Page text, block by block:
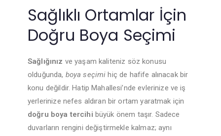
Sağlıklı Ortamlar İçin
Doğru Boya Seçimi
Sağlığınız ve yaşam kaliteniz söz konusu
olduğunda, boya seçimi hiç de hafife alınacak bir
konu değildir. Hatip Mahallesi’nde evlerinize ve iş
yerlerinize nefes aldıran bir ortam yaratmak için
doğru boya tercihi büyük önem taşır. Sadece
duvarların rengini değiştirmekle kalmaz; aynı